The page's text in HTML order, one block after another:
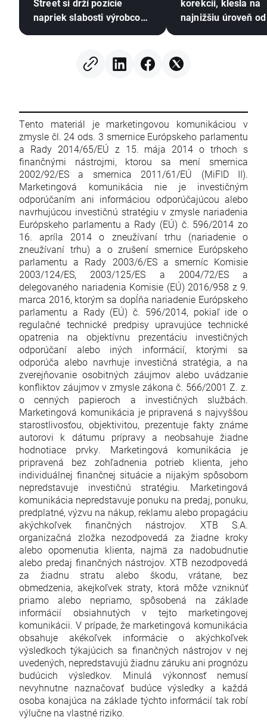
Street si drží pozície
napriek slabosti výrobcov
korekcii, klesla na
najnižšiu úroveň
centre pozornosti
Tento materiál je marketingovou komunikáciou v
zmysle čl. 24 ods. 3 smernice Európskeho parlamentu
a Rady 2014/65/EÚ z 15. mája 2014 o trhoch s
finančnými nástrojmi, ktorou sa mení smernica
2002/92/ES a smernica 2011/61/EÚ (MiFID II).
Marketingová komunikácia nie je investičným
odporúčaním ani informáciou odporúčajúcou alebo
navrhujúcou investičnú stratégiu v zmysle nariadenia
Európskeho parlamentu a Rady (EÚ) č. 596/2014 zo
16. apríla 2014 o zneužívaní trhu (nariadenie o
zneužívaní trhu) a o zrušení smernice Európskeho
parlamentu a Rady 2003/6/ES a smerníc Komisie
2003/124/ES, 2003/125/ES a 2004/72/ES a
delegovaného nariadenia Komisie (EÚ) 2016/958 z 9.
marca 2016, ktorým sa dopĺňa nariadenie Európskeho
parlamentu a Rady (EÚ) č. 596/2014, pokiaľ ide o
regulačné technické predpisy upravujúce technické
opatrenia na objektívnu prezentáciu investičných
odporúčaní alebo iných informácií, ktorými sa
odporúča alebo navrhuje investičná stratégia, a na
zverejňovanie osobitných záujmov alebo uvádzanie
konfliktov záujmov v zmysle zákona č. 566/2001 Z. z.
o cenných papieroch a investičných službách.
Marketingová komunikácia je pripravená s najvyššou
starostlivosťou, objektivitou, prezentuje fakty známe
autorovi k dátumu prípravy a neobsahuje žiadne
hodnotiace prvky. Marketingová komunikácia je
pripravená bez zohľadnenia potrieb klienta, jeho
individuálnej finančnej situácie a nijakým spôsobom
nepredstavuje investičnú stratégiu. Marketingová
komunikácia nepredstavuje ponuku na predaj, ponuku,
predplatné, výzvu na nákup, reklamu alebo propagáciu
akýchkoľvek finančných nástrojov. XTB S.A.
organizačná zložka nezodpovedá za žiadne kroky
alebo opomenutia klienta, najmä za nadobudnutie
alebo predaj finančných nástrojov. XTB nezodpovedá
za žiadnu stratu alebo škodu, vrátane, bez
obmedzenia, akejkoľvek straty, ktorá môže vzniknúť
priamo alebo nepriamo, spôsobená na základe
informácií obsiahnutých v tejto marketingovej
komunikácii. V prípade, že marketingová komunikácia
obsahuje akékoľvek informácie o akýchkoľvek
výsledkoch týkajúcich sa finančných nástrojov v nej
uvedených, nepredstavujú žiadnu záruku ani prognózu
budúcich výsledkov. Minulá výkonnosť nemusí
nevyhnutne naznačovať budúce výsledky a každá
osoba konajúca na základe týchto informácií tak robí
výlučne na vlastné riziko.